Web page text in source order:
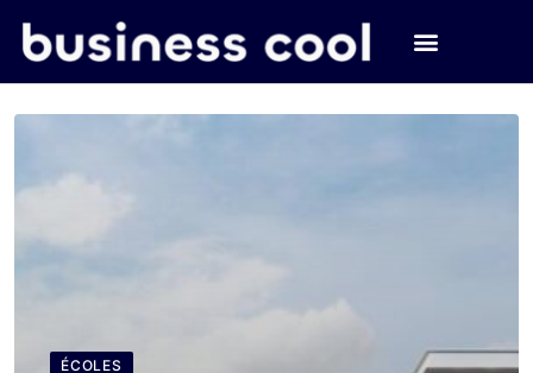
ÉCOLES